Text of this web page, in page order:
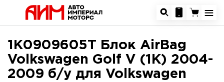
1K0909605T Блок AirBag
Volkswagen Golf V (1K) 2004-
2009 б/у для Volkswagen